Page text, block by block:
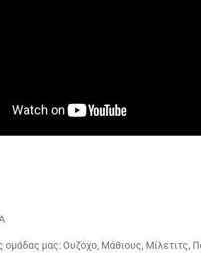
ομάδας μας: Ουζόχο, Μάθιους, Μίλετιτς,